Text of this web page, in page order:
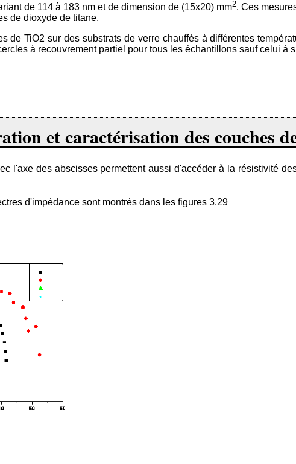
de 114 à 183 nm et de dimension de (15x20) mm2. Ces
de dioxyde de titane.
de TiO2 sur des substrats de verre chauffés à différentes
à recouvrement partiel pour tous les échantillons sauf celui à
et caractérisation des couches
l'axe des abscisses permettent aussi d'accéder à la résistivité
d'impédance sont montrés dans les figures 3.29